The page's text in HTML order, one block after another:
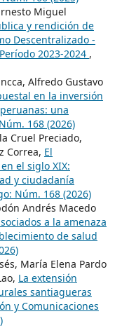
Miguel
y rendición de
Descentralizado -
2023-2024 ,
Alfredo Gustavo
en la inversión
una
168 (2026)
Cruel Preciado,
Correa, El
el siglo XIX:
y ciudadanía
Núm. 168 (2026)
Andrés Macedo
a la amenaza
de salud
María Elena Pardo
La extensión
santiagueras
y Comunicaciones